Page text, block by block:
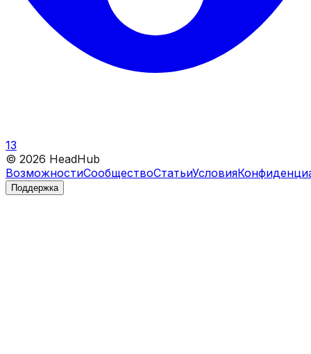
13
© 2026 HeadHub
ВозможностиСообществоСтатьиУсловия
Поддержка